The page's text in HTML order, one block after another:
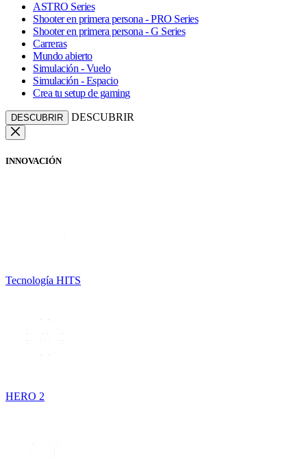
ASTRO Series
Shooter en primera persona - PRO Series
Shooter en primera persona - G Series
Carreras
Mundo abierto
Simulación - Vuelo
Simulación - Espacio
Crea tu setup de gaming
DESCUBRIR DESCUBRIR
INNOVACIÓN
Tecnología HITS
HERO 2